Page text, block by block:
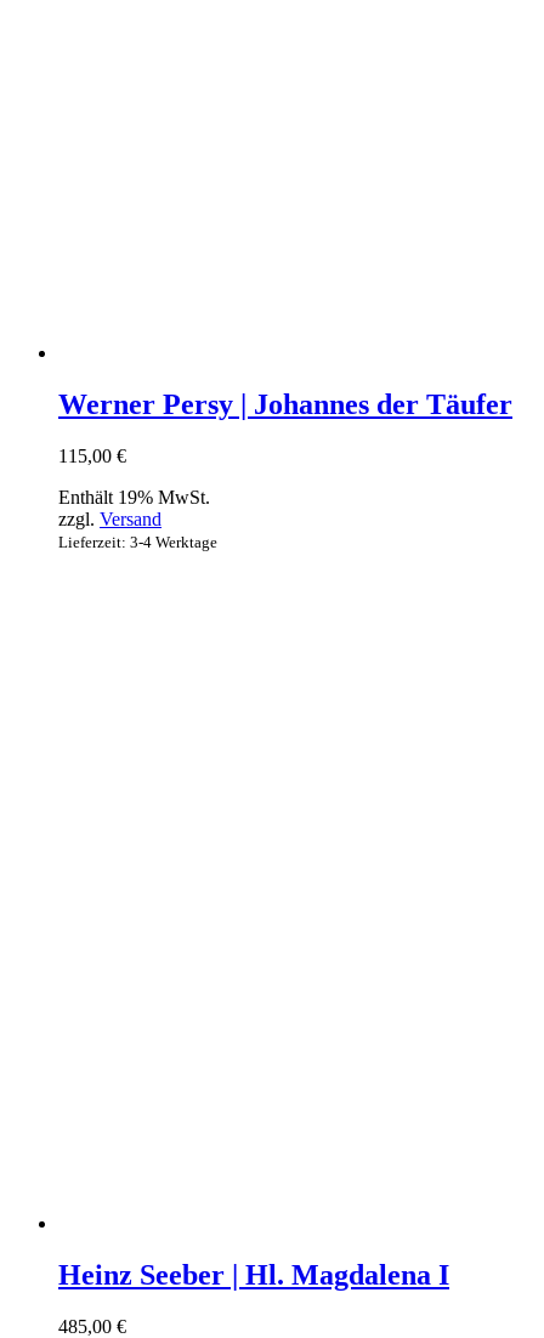
Werner Persy | Johannes der Täufer
115,00 €
Enthält 19% MwSt.
zzgl. Versand
Lieferzeit: 3-4 Werktage
Heinz Seeber | Hl. Magdalena I
485,00 €